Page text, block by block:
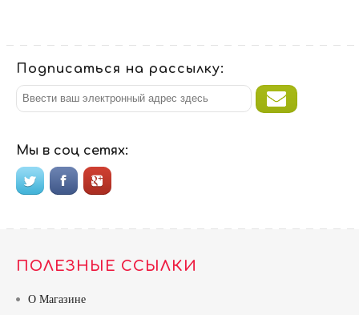
Подписаться на рассылку:
Мы в соц сетях:
ПОЛЕЗНЫЕ ССЫЛКИ
О Магазине